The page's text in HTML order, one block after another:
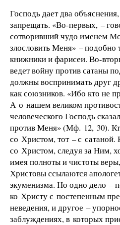
Господь дает два
запрещать. «Во-первых, –
сотворивший чудо именем
злословить Меня» – подобно
книжники и фарисеи. Во-
ведет войну против сатаны
должны воспринимать друг
как союзников. «Ибо кто не
А о нашем великом
человеческого Господь
против Меня» (Мф. 12, 30).
со Христом, тот – с сатаной.
со Христом, следуя за Ним,
имея полноты и чистоты
Христовы ссылаются
экуменизма. Но одно дело –
ко Христу с постепенным
неведения, и другое –
заблуждениях, в которых